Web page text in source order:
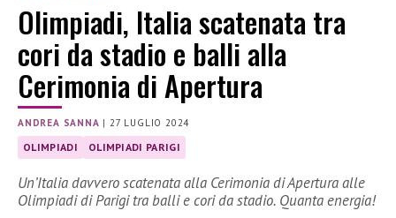
Olimpiadi, Italia scatenata tra
cori da stadio e balli alla
Cerimonia di Apertura
ANDREA SANNA |27 LUGLIO 2024
OLIMPIADI OLIMPIADI PARIGI
Un’Italia davvero scatenata alla Cerimonia di Apertura alle
Olimpiadi di Parigi tra balli e cori da stadio. Quanta energia!